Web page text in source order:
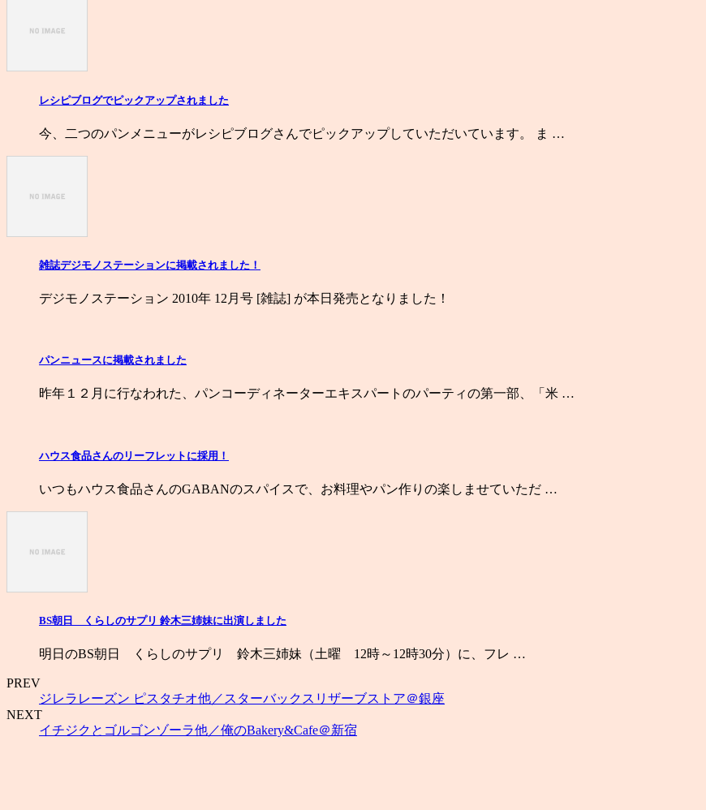
レシピブログでピックアップされました
今、二つのパンメニューがレシピブログさんでピックアップしていただいています。 ま …
雑誌デジモノステーションに掲載されました！
デジモノステーション 2010年 12月号 [雑誌] が本日発売となりました！
パンニュースに掲載されました
昨年１２月に行なわれた、パンコーディネーターエキスパートのパーティの第一部、「米 …
ハウス食品さんのリーフレットに採用！
いつもハウス食品さんのGABANのスパイスで、お料理やパン作りの楽しませていただ …
BS朝日 くらしのサプリ 鈴木三姉妹に出演しました
明日のBS朝日 くらしのサプリ 鈴木三姉妹（土曜 12時～12時30分）に、フレ …
PREV
ジレラレーズン ピスタチオ他／スターバックスリザーブストア＠銀座
NEXT
イチジクとゴルゴンゾーラ他／俺のBakery&Cafe＠新宿